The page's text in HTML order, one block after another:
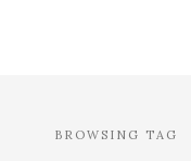
BROWSING TAG